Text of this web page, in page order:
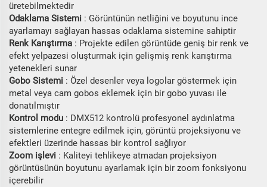
üretebilmektedir
Odaklama Sistemi : Görüntünün netliğini ve boyutunu ince
ayarlamayı sağlayan hassas odaklama sistemine sahiptir
Renk Karıştırma : Projekte edilen görüntüde geniş bir renk ve
efekt yelpazesi oluşturmak için gelişmiş renk karıştırma
yetenekleri sunar
Gobo Sistemi : Özel desenler veya logolar göstermek için
metal veya cam gobos eklemek için bir gobo yuvası ile
donatılmıştır
Kontrol modu : DMX512 kontrolü profesyonel aydınlatma
sistemlerine entegre edilmek için, görüntü projeksiyonu ve
efektleri üzerinde hassas bir kontrol sağlıyor
Zoom işlevi : Kaliteyi tehlikeye atmadan projeksiyon
görüntüsünün boyutunu ayarlamak için bir zoom fonksiyonu
içerebilir